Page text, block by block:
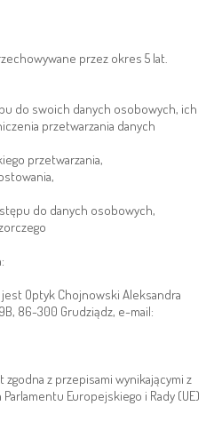
przez okres 5 lat.
do swoich danych osobowych, ich
przetwarzania danych
przetwarzania,
do danych osobowych,
Optyk Chojnowski Aleksandra
86-300 Grudziądz, e-mail:
zgodna z przepisami wynikającymi z
Europejskiego i Rady (UE)